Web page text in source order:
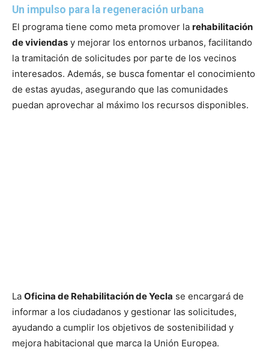
Un impulso para la regeneración urbana
El programa tiene como meta promover la rehabilitación
de viviendas y mejorar los entornos urbanos, facilitando
la tramitación de solicitudes por parte de los vecinos
interesados. Además, se busca fomentar el conocimiento
de estas ayudas, asegurando que las comunidades
puedan aprovechar al máximo los recursos disponibles.
La Oficina de Rehabilitación de Yecla se encargará de
informar a los ciudadanos y gestionar las solicitudes,
ayudando a cumplir los objetivos de sostenibilidad y
mejora habitacional que marca la Unión Europea.